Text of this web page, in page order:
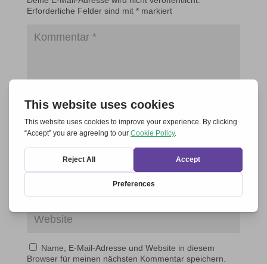
Erforderliche Felder sind mit *markiert
Name, E-Mail-Adresse und Website in diesem
Browser für meinen nächsten Kommentar speichern.